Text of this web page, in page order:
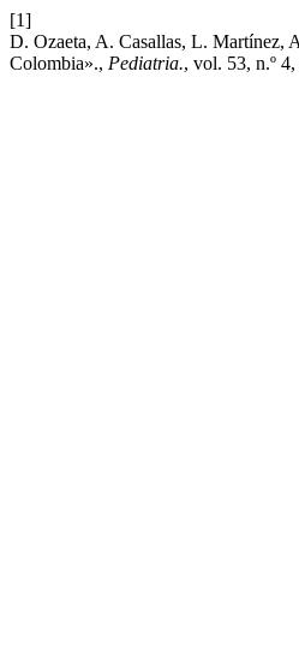
[1]
D. Ozaeta, A. Casallas, L. Martínez,
Colombia»., Pediatria., vol. 53, n.º